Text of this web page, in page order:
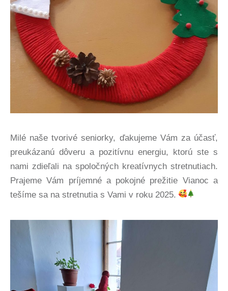
Milé naše tvorivé seniorky, ďakujeme Vám za účasť,
preukázanú dôveru a pozitívnu energiu, ktorú ste s
nami zdieľali na spoločných kreatívnych stretnutiach.
Prajeme Vám príjemné a pokojné prežitie Vianoc a
tešíme sa na stretnutia s Vami v roku 2025.